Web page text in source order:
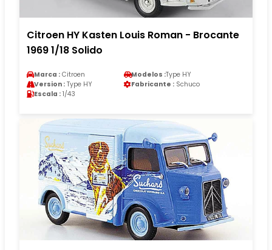
Citroen HY Kasten Louis Roman - Brocante
1969 1/18 Solido
Marca : Citroen Modelos :Type HY
Version : Type HY Fabricante : Schuco
Escala : 1/43